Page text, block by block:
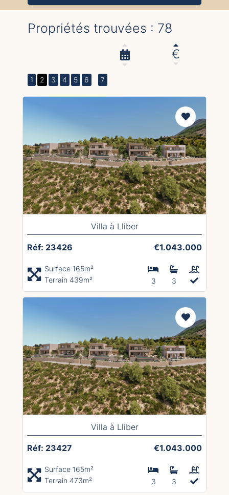
Propriétés trouvées : 78
€
1 2 3 4 5 6 7
Villa à Lliber
Réf: 23426 €1.043.000
Surface 165m²
Terrain 439m²
3 3
Villa à Lliber
Réf: 23427 €1.043.000
Surface 165m²
Terrain 473m²
3 3